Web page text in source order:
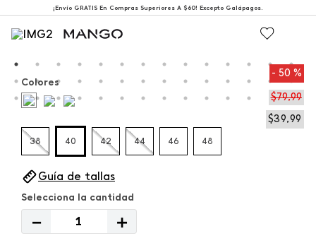
¡Envío GRATIS En Compras Superiores A $60! Excepto Galápagos.
50 %
$79,99
$39,99
Colores
38 40 42 44 46 48
Guía de tallas
＋
－